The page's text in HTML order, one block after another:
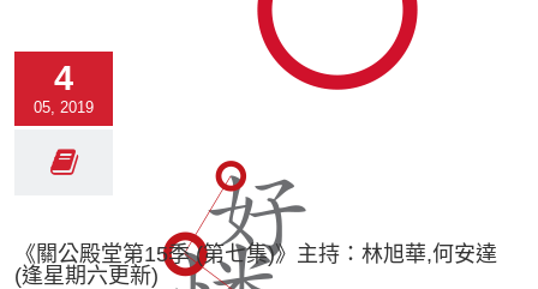
4
05, 2019
《關公殿堂第15季 (第七集)》主持：林旭華,何安達
(逢星期六更新)